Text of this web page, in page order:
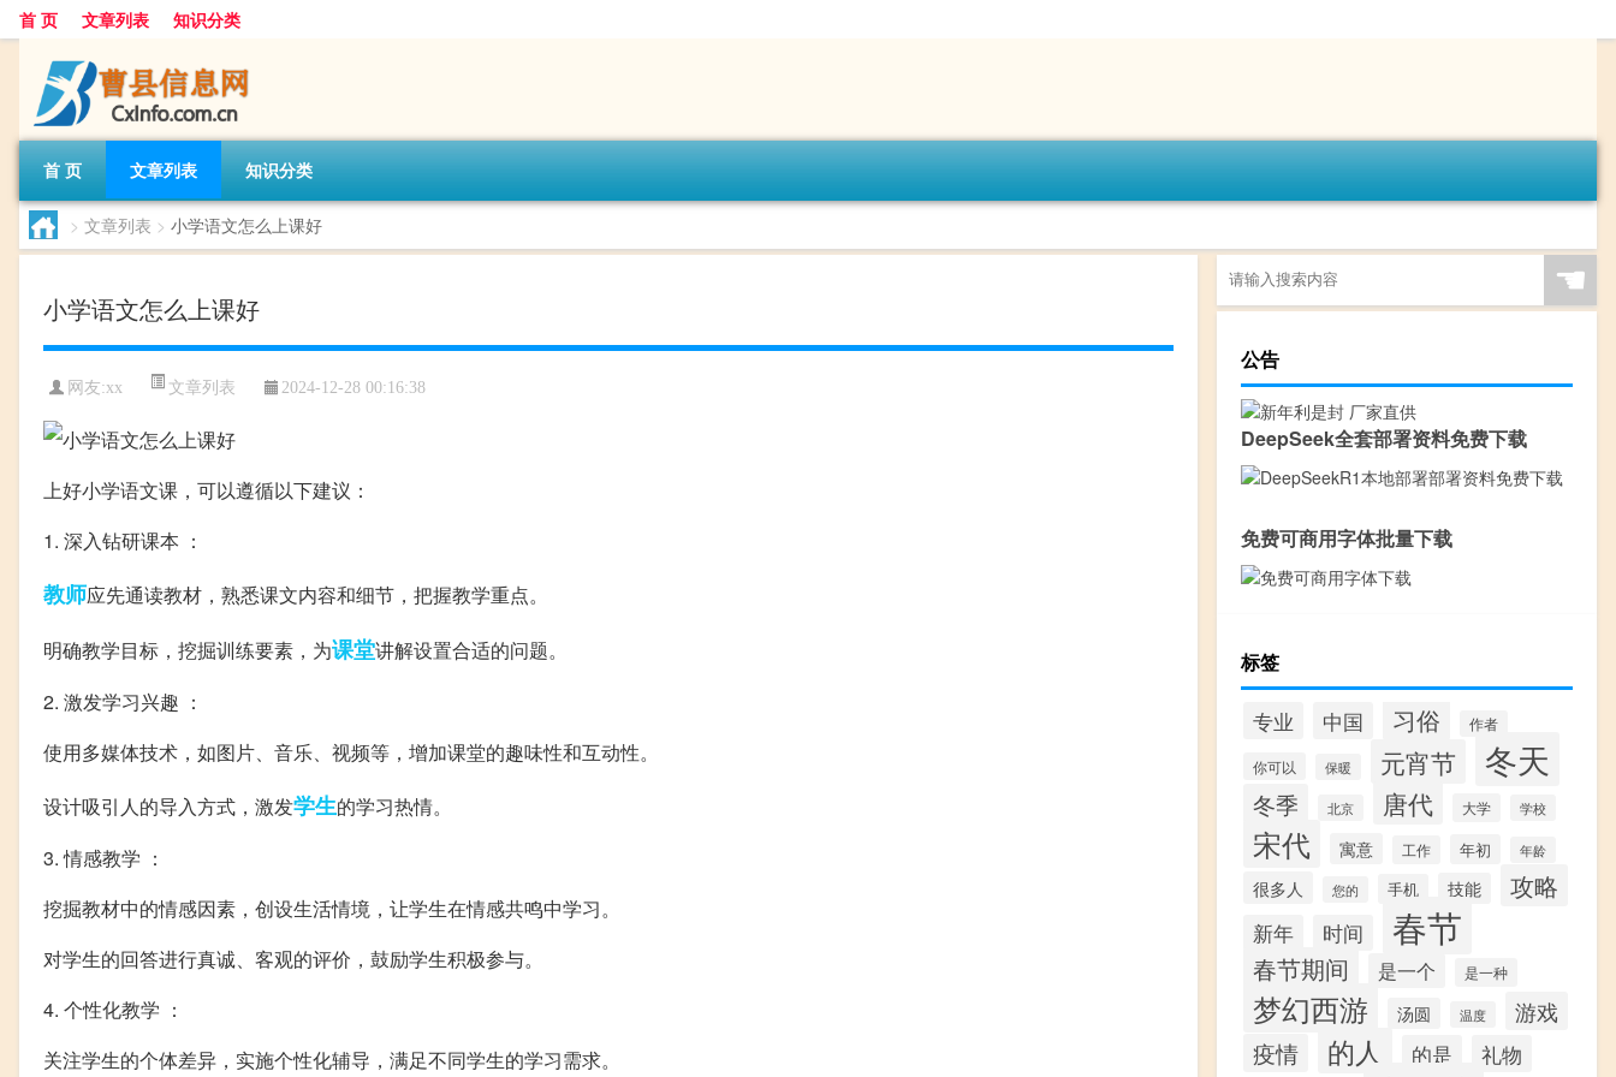
首 页 文章列表 知识分类
首 页 文章列表 知识分类
> 文章列表 > 小学语文怎么上课好
小学语文怎么上课好
网友:xx 文章列表 2024-12-28 00:16:38
上好小学语文课，可以遵循以下建议：
1. 深入钻研课本 ：
教师应先通读教材，熟悉课文内容和细节，把握教学重点。
明确教学目标，挖掘训练要素，为课堂讲解设置合适的问题。
2. 激发学习兴趣 ：
使用多媒体技术，如图片、音乐、视频等，增加课堂的趣味性和互动性。
设计吸引人的导入方式，激发学生的学习热情。
3. 情感教学 ：
挖掘教材中的情感因素，创设生活情境，让学生在情感共鸣中学习。
对学生的回答进行真诚、客观的评价，鼓励学生积极参与。
4. 个性化教学 ：
关注学生的个体差异，实施个性化辅导，满足不同学生的学习需求。
☚
公告
DeepSeek全套部署资料免费下载
免费可商用字体批量下载
标签
专业 中国 习俗 作者
你可以 保暖 元宵节 冬天
冬季 北京 唐代 大学 学校
宋代 寓意 工作 年初 年龄
很多人 您的 手机 技能 攻略
新年 时间 春节
春节期间 是一个 是一种
梦幻西游 汤圆 温度
游戏
疫情
的人 的是 礼物